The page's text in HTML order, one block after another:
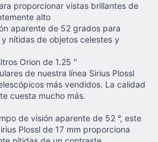
proporcionar vistas brillantes de
alto
aparente de 52 grados para
nítidas de objetos celestes y
Orion de 1.25 "
de nuestra línea Sirius Plossl
más vendidos. La calidad
cuesta mucho más.
de visión aparente de 52 °, este
Plossl de 17 mm proporciona